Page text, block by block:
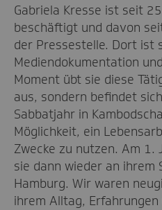
Gabriela Kresse ist seit
beschäftigt und davon
der Pressestelle. Dort ist
Mediendokumentation
Moment übt sie diese
aus, sondern befindet
Sabbatjahr in
Möglichkeit, ein
Zwecke zu nutzen. Am
sie dann wieder an ihrem
Hamburg. Wir waren
ihrem Alltag,